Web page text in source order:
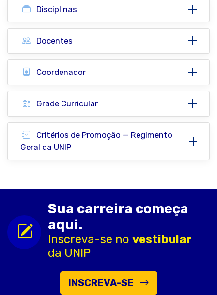
Disciplinas
Docentes
Coordenador
Grade Curricular
Critérios de Promoção — Regimento
Geral da UNIP
Sua carreira começa
aqui.
Inscreva-se no vestibular
da UNIP
INSCREVA-SE